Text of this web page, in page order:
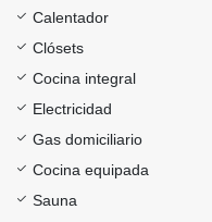
Calentador
Clósets
Cocina integral
Electricidad
Gas domiciliario
Cocina equipada
Sauna